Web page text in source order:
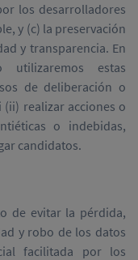
los desarrolladores
y (c) la preservación
y transparencia. En
estas
de deliberación o
realizar acciones o
o indebidas,
candidatos.
de evitar la pérdida,
y robo de los datos
facilitada por los